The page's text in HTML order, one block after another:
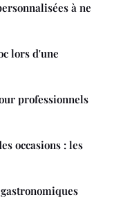
à ne
lors d'une
professionnels
occasions : les